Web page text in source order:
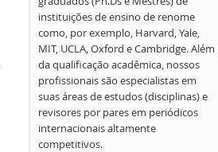
instituições de ensino de renome
como, por exemplo, Harvard, Yale,
MIT, UCLA, Oxford e Cambridge. Além
da qualificação acadêmica, nossos
profissionais são especialistas em
suas áreas de estudos (disciplinas) e
revisores por pares em periódicos
internacionais altamente
competitivos.